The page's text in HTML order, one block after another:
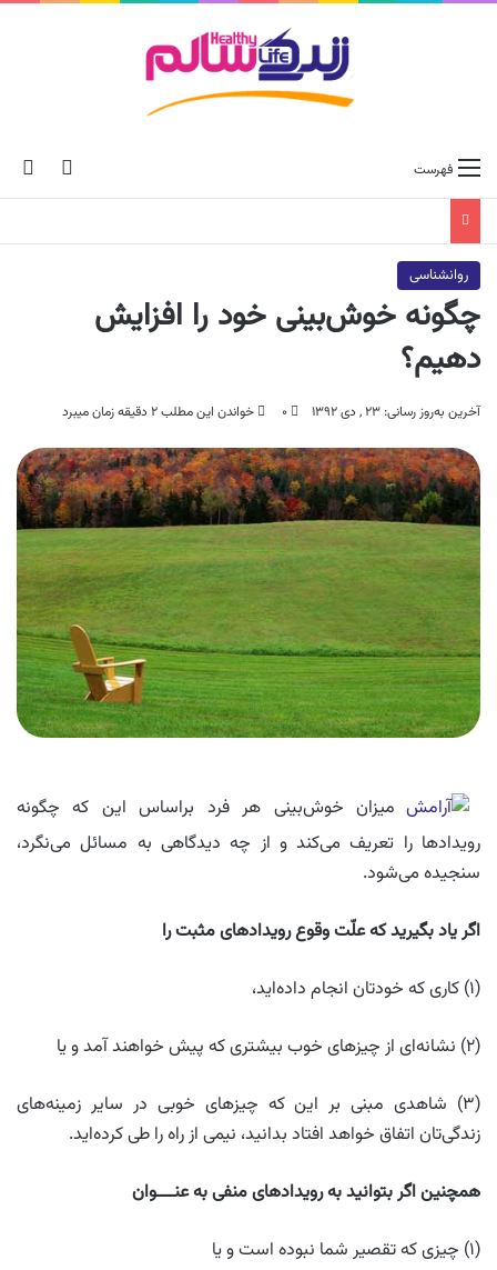
skin فهرست
روانشناسی
چگونه خوش‌بینی خود را افزایش
دهیم؟
آخرین به‌روز رسانی: ۲۳ , دی ۱۳۹۲ ۰ خواندن این مطلب ۲ دقیقه زمان میبرد
میزان خوش‌بینی هر فرد براساس این که چگونه
رویدادها را تعریف می‌کند و از چه دیدگاهی به مسائل می‌نگرد،
سنجیده می‌شود.
اگر یاد بگیرید که علّت وقوع رویدادهای مثبت را
(۱) کاری که خودتان انجام داده‌اید،
(۲) نشانه‌ای از چیزهای خوب بیشتری که پیش خواهند آمد و یا
(۳) شاهدی مبنی بر این که چیزهای خوبی در سایر زمینه‌های
زندگی‌تان اتفاق خواهد افتاد بدانید، نیمی از راه را طی کرده‌اید.
همچنین اگر بتوانید به رویدادهای منفی به عنــــوان
(۱) چیزی که تقصیر شما نبوده است و یا